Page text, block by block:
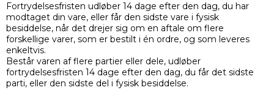
Fortrydelsesfristen udløber 14 dage efter den dag, du har
modtaget din vare, eller får den sidste vare i fysisk
besiddelse, når det drejer sig om en aftale om flere
forskellige varer, som er bestilt i én ordre, og som leveres
enkeltvis.
Består varen af flere partier eller dele, udløber
fortrydelsesfristen 14 dage efter den dag, du får det sidste
parti, eller den sidste del i fysisk besiddelse.